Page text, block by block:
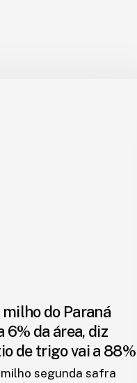
do Paraná
6% da área, diz
de trigo vai a 88%
segunda safra